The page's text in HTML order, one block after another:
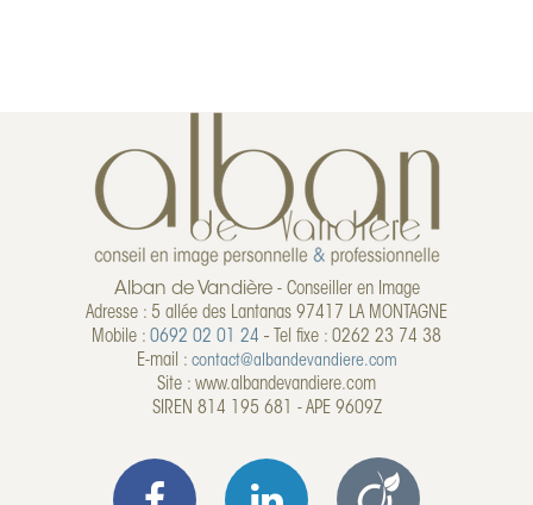
Alban de Vandière- Conseiller en Image
Adresse : 5 allée des Lantanas 97417 LA MONTAGNE
Mobile : 0692 02 01 24 - Tel fixe : 0262 23 74 38
E-mail : contact@albandevandiere.com
Site : www.albandevandiere.com
SIREN 814 195 681 - APE 9609Z